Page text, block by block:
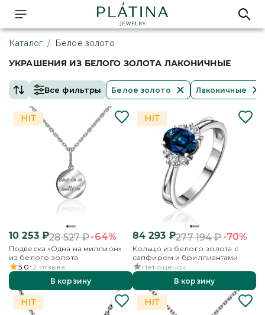
Каталог / Белое золото
УКРАШЕНИЯ ИЗ БЕЛОГО ЗОЛОТА ЛАКОНИЧНЫЕ
Все фильтры Белое золото Лаконичные
10 253₽28 527₽-64%
Подвеска «Одна на миллион»
из белого золота
5.0 2 отзыва
В корзину
84 293₽277 194₽-70%
Кольцо из белого золота с
сапфиром и бриллиантами
Нет оценок
В корзину